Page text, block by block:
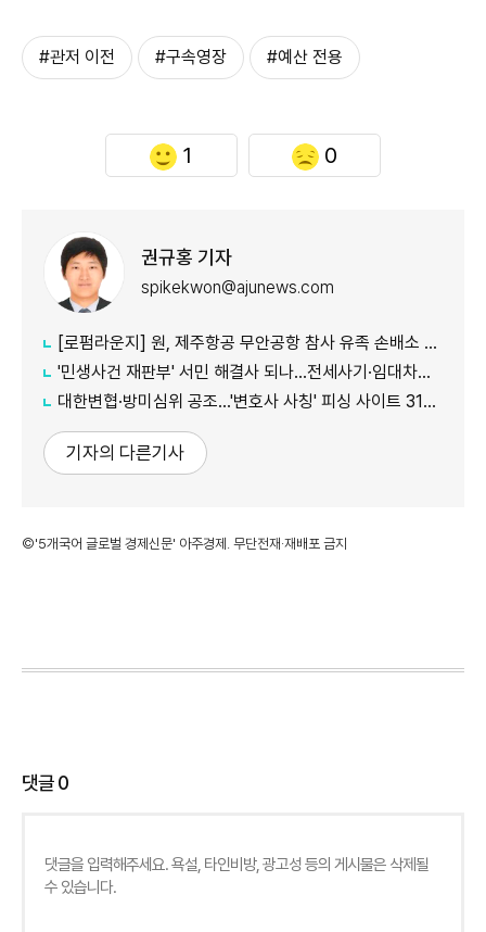
#관저 이전 #구속영장 #예산 전용
1 0
권규홍 기자
spikekwon@ajunews.com
[로펌라운지] 원, 제주항공 무안공항 참사 유족 손배소 대리..."참사 진상 명확히 규명"
'민생사건 재판부' 서민 해결사 되나...전세사기·임대차분쟁 평균 3개월내 해결
대한변협·방미심위 공조…'변호사 사칭' 피싱 사이트 31건 무더기 차단
기자의 다른기사
©'5개국어 글로벌 경제신문' 아주경제. 무단전재·재배포 금지
댓글0